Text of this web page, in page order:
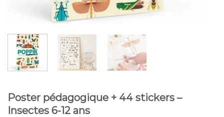
Poster pédagogique + 44 stickers –
Insectes 6-12 ans